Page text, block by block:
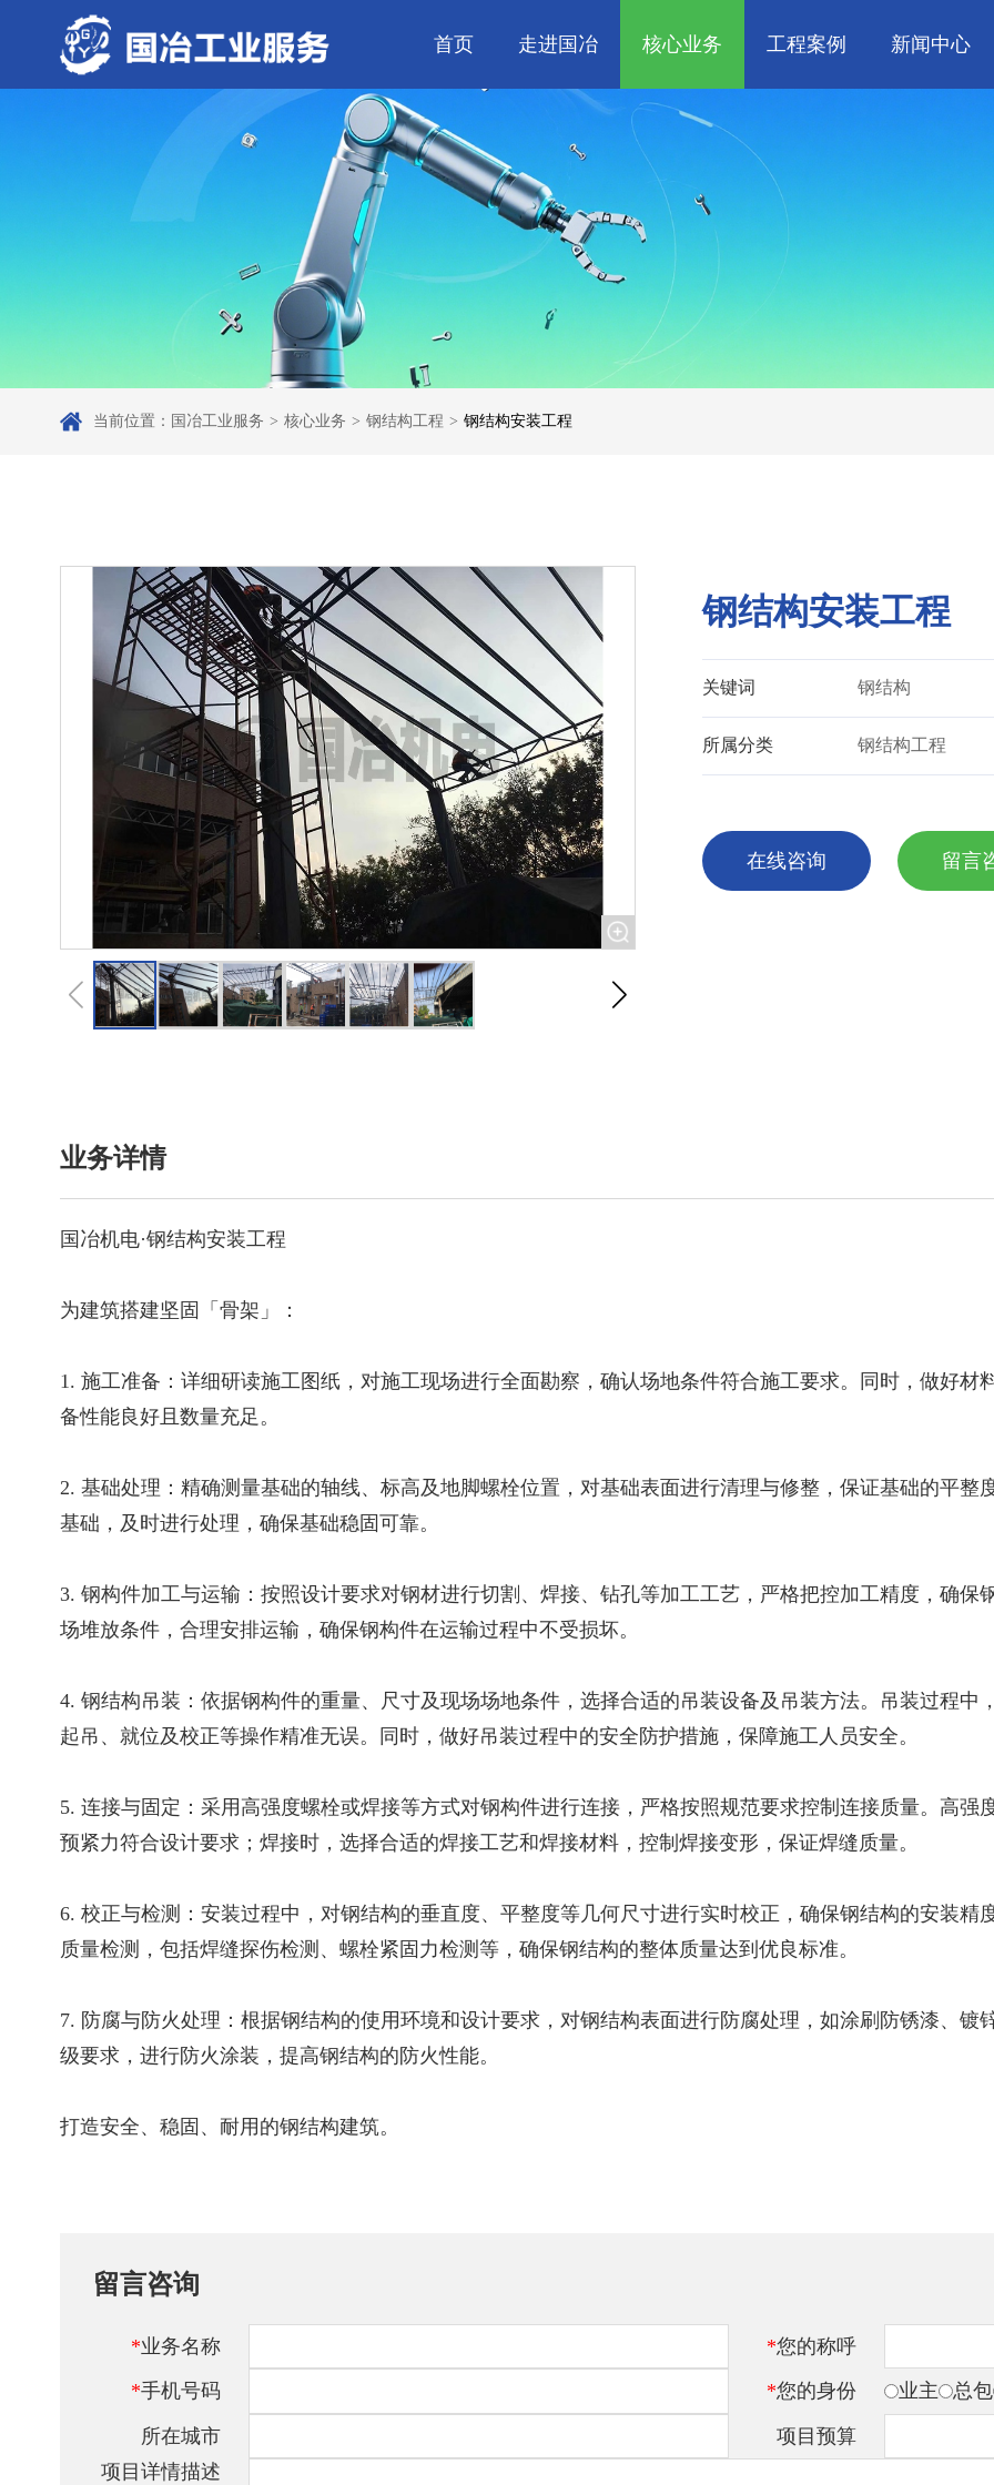
首页 走进国冶
发展历程 企业文化
核心业务
钢结构工程 管道工程
设备安装 消防工程
其它工程
工程案例
人工智能 • 机器人 航天 • 低空
新材料 • 特种金属 生物 • 医药
新闻中心
行业资讯 工程技巧
工业问答
机电 安装
当前位置： 国冶工业服务 > 核心业务 > 钢结构工程 > 钢结构安装工程
钢结构安装工程
关键词 钢结构
所属分类 钢结构工程
在线咨询 留言
业务详情
国冶机电·钢结构安装工程
为建筑搭建坚固「骨架」：
1. 施工准备：详细研读施工图纸，对施工现场进行全面勘察，确认场地条件符合施工要求。同时，做好
备性能良好且数量充足。
2. 基础处理：精确测量基础的轴线、标高及地脚螺栓位置，对基础表面进行清理与修整，保证基础的平
基础，及时进行处理，确保基础稳固可靠。
3. 钢构件加工与运输：按照设计要求对钢材进行切割、焊接、钻孔等加工工艺，严格把控加工精度，确
场堆放条件，合理安排运输，确保钢构件在运输过程中不受损坏。
4. 钢结构吊装：依据钢构件的重量、尺寸及现场场地条件，选择合适的吊装设备及吊装方法。吊装过程
起吊、就位及校正等操作精准无误。同时，做好吊装过程中的安全防护措施，保障施工人员安全。
5. 连接与固定：采用高强度螺栓或焊接等方式对钢构件进行连接，严格按照规范要求控制连接质量。高
预紧力符合设计要求；焊接时，选择合适的焊接工艺和焊接材料，控制焊接变形，保证焊缝质量。
6. 校正与检测：安装过程中，对钢结构的垂直度、平整度等几何尺寸进行实时校正，确保钢结构的安装
质量检测，包括焊缝探伤检测、螺栓紧固力检测等，确保钢结构的整体质量达到优良标准。
7. 防腐与防火处理：根据钢结构的使用环境和设计要求，对钢结构表面进行防腐处理，如涂刷防锈漆、
级要求，进行防火涂装，提高钢结构的防火性能。
打造安全、稳固、耐用的钢结构建筑。
留言咨询
*业务名称 *您的称呼
*手机号码 *您的身份 业主 总包
所在城市
项目预算
项目详情描述